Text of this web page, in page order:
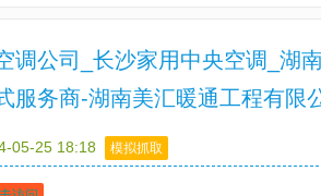
调公司_长沙家用中央空调_湖
服务商-湖南美汇暖通工程有限
05-25 18:18 模拟抓取